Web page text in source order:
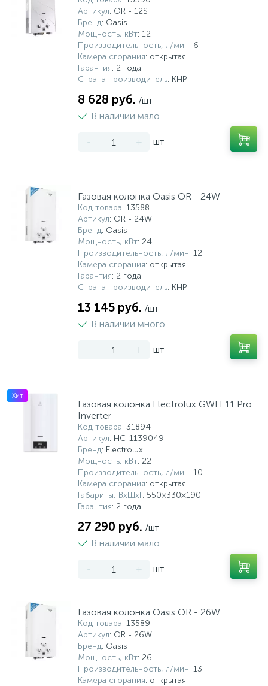
Артикул: OR - 12S
Бренд: Oasis
Мощность, кВт: 12
Производительность, л/мин: 6
Камера сгорания: открытая
Гарантия: 2 года
Страна производитель: КНР
8 628 руб. /шт
В наличии мало
- + шт
Газовая колонка Oasis OR - 24W
Код товара: 13588
Артикул: OR - 24W
Бренд: Oasis
Мощность, кВт: 24
Производительность, л/мин: 12
Камера сгорания: открытая
Гарантия: 2 года
Страна производитель: КНР
13 145 руб. /шт
В наличии много
- + шт
Хит
Газовая колонка Electrolux GWH 11 Pro
Inverter
Код товара: 31894
Артикул: НС-1139049
Бренд: Electrolux
Мощность, кВт: 22
Производительность, л/мин: 10
Камера сгорания: открытая
Габариты, ВхШхГ: 550×330×190
Гарантия: 2 года
27 290 руб. /шт
В наличии мало
- + шт
Газовая колонка Oasis OR - 26W
Код товара: 13589
Артикул: OR - 26W
Бренд: Oasis
Мощность, кВт: 26
Производительность, л/мин: 13
Камера сгорания: открытая